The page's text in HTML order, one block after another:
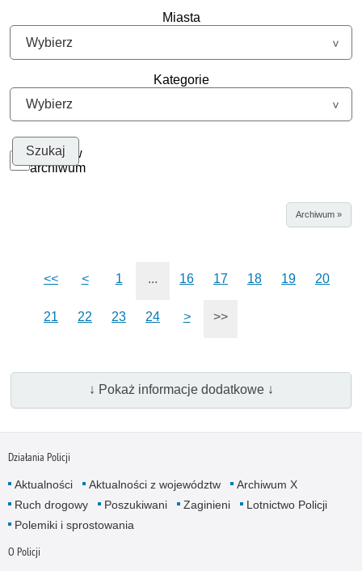
Miasta
Kategorie
Szukaj w
archiwum
Archiwum »
<< < 1 ... 16 17 18 19 20
21 22 23 24 > >>
↓ Pokaż informacje dodatkowe ↓
Działania Policji
Aktualności Aktualności z województw
Archiwum X
Ruch drogowy
Poszukiwani Zaginieni
Lotnictwo Policji
Polemiki i sprostowania
O Policji